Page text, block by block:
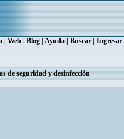
| Web| Blog| Ayuda| Buscar| Ingresar|
de seguridad y desinfección